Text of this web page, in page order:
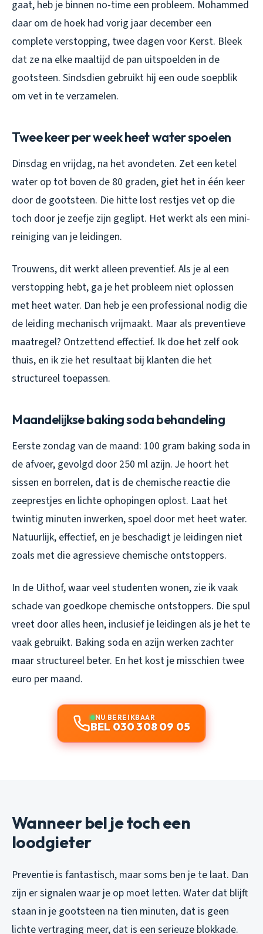
gaat, heb je binnen no-time een probleem. Mohammed
daar om de hoek had vorig jaar december een
complete verstopping, twee dagen voor Kerst. Bleek
dat ze na elke maaltijd de pan uitspoelden in de
gootsteen. Sindsdien gebruikt hij een oude soepblik
om vet in te verzamelen.
Twee keer per week heet water spoelen
Dinsdag en vrijdag, na het avondeten. Zet een ketel
water op tot boven de 80 graden, giet het in één keer
door de gootsteen. Die hitte lost restjes vet op die
toch door je zeefje zijn geglipt. Het werkt als een mini-
reiniging van je leidingen.
Trouwens, dit werkt alleen preventief. Als je al een
verstopping hebt, ga je het probleem niet oplossen
met heet water. Dan heb je een professional nodig die
de leiding mechanisch vrijmaakt. Maar als preventieve
maatregel? Ontzettend effectief. Ik doe het zelf ook
thuis, en ik zie het resultaat bij klanten die het
structureel toepassen.
Maandelijkse baking soda behandeling
Eerste zondag van de maand: 100 gram baking soda in
de afvoer, gevolgd door 250 ml azijn. Je hoort het
sissen en borrelen, dat is de chemische reactie die
zeeprestjes en lichte ophopingen oplost. Laat het
twintig minuten inwerken, spoel door met heet water.
Natuurlijk, effectief, en je beschadigt je leidingen niet
zoals met die agressieve chemische ontstoppers.
In de Uithof, waar veel studenten wonen, zie ik vaak
schade van goedkope chemische ontstoppers. Die spul
vreet door alles heen, inclusief je leidingen als je het te
vaak gebruikt. Baking soda en azijn werken zachter
maar structureel beter. En het kost je misschien twee
euro per maand.
NU BEREIKBAAR
BEL 030 308 09 05
Wanneer bel je toch een
loodgieter
Preventie is fantastisch, maar soms ben je te laat. Dan
zijn er signalen waar je op moet letten. Water dat blijft
staan in je gootsteen na tien minuten, dat is geen
lichte vertraging meer, dat is een serieuze blokkade.